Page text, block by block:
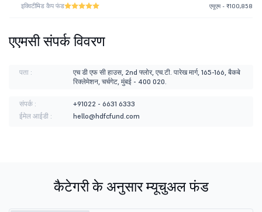
इक्विटीमिड कैप फंड एयूएम - ₹100,858
एएमसी संपर्क विवरण
पता :
एच डी एफ सी हाउस, 2nd फ्लोर, एच.टी. पारेख मार्ग, 165-166, बैकबे
रिक्लेमेशन, चर्चगेट, मुंबई - 400 020.
संपर्क :
+91022 - 6631 6333
ईमेल आईडी :
hello@hdfcfund.com
कैटेगरी के अनुसार म्यूचुअल फंड